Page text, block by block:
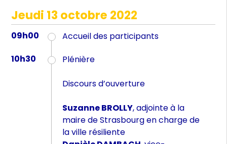
Jeudi 13 octobre 2022
09h00
Accueil des participants
10h30
Plénière
Discours d’ouverture
Suzanne BROLLY, adjointe à la
maire de Strasbourg en charge de
la ville résiliente